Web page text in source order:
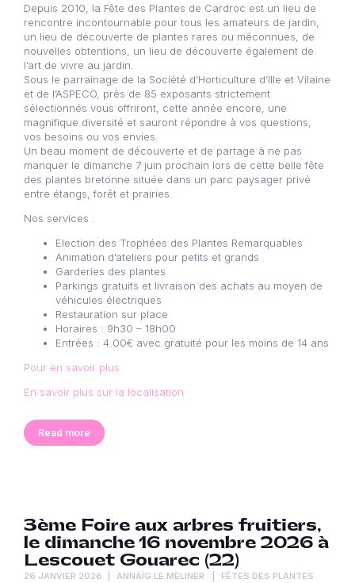
Depuis 2010, la Fête des Plantes de Cardroc est un lieu de
rencontre incontournable pour tous les amateurs de jardin,
un lieu de découverte de plantes rares ou méconnues, de
nouvelles obtentions, un lieu de découverte également de
l’art de vivre au jardin.
Sous le parrainage de la Société d’Horticulture d’Ille et Vilaine
et de l’ASPECO, près de 85 exposants strictement
sélectionnés vous offriront, cette année encore, une
magnifique diversité et sauront répondre à vos questions,
vos besoins ou vos envies.
Un beau moment de découverte et de partage à ne pas
manquer le dimanche 7 juin prochain lors de cette belle fête
des plantes bretonne située dans un parc paysager privé
entre étangs, forêt et prairies.
Nos services :
Election des Trophées des Plantes Remarquables
Animation d’ateliers pour petits et grands
Garderies des plantes
Parkings gratuits et livraison des achats au moyen de
véhicules électriques
Restauration sur place
Horaires : 9h30 – 18h00
Entrées : 4.00€ avec gratuité pour les moins de 14 ans
Pour en savoir plus
En savoir plus sur la localisation
Read more
3ème Foire aux arbres fruitiers,
le dimanche 16 novembre 2026 à
Lescouet Gouarec (22)
26 JANVIER 2026 ANNAÏG LE MELINER FÊTES DES PLANTES